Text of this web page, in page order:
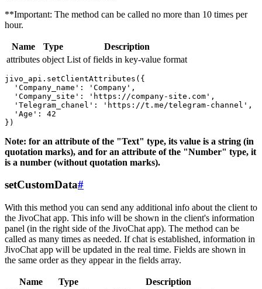
**Important: The method can be called no more than 10 times per
hour.
Name Type
Description
attributes object List of fields in key-value format
jivo_api.setClientAttributes({
  'Company_name': 'Company',
  'Company_site': 'https://company-site.com',
  'Telegram_chanel': 'https://t.me/telegram-channel',
  'Age': 42
Note: for an attribute of the "Text" type, its value is a string (in
quotation marks), and for an attribute of the "Number" type, it
is a number (without quotation marks).
setCustomData#
With this method you can send any additional info about the client to
the JivoChat app. This info will be shown in the client's information
panel (in the right side of the JivoChat app). The method can be
called as many times as needed. If chat is established, information in
JivoChat app will be updated in the real time. Fields are shown in
the same order as they appear in the fields array.
Name Type
Description